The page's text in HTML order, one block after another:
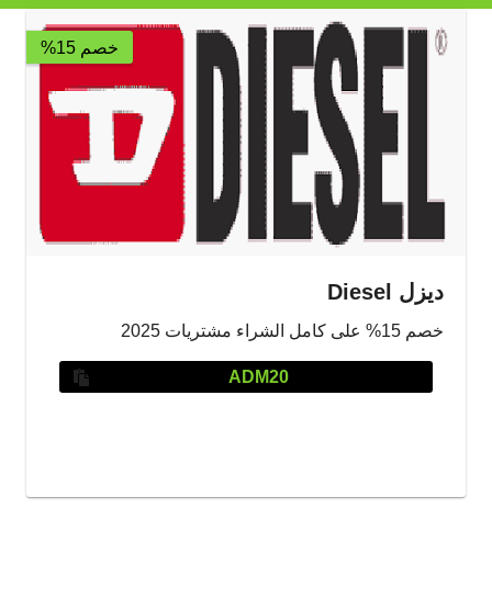
خصم 15%
ديزل Diesel
خصم 15% على كامل الشراء مشتريات 2025
ADM20